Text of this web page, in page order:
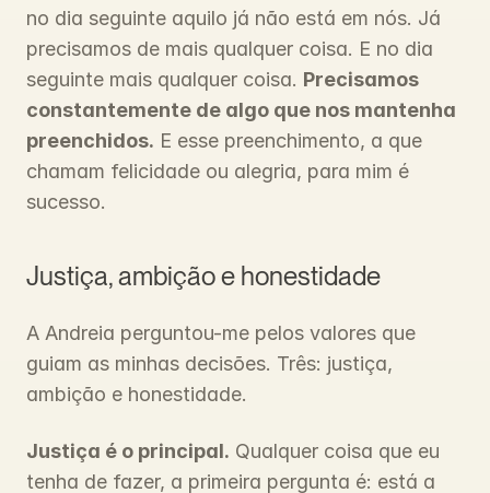
no dia seguinte aquilo já não está em nós. Já
precisamos de mais qualquer coisa. E no dia
seguinte mais qualquer coisa. Precisamos
constantemente de algo que nos mantenha
preenchidos. E esse preenchimento, a que
chamam felicidade ou alegria, para mim é
sucesso.
Justiça, ambição e honestidade
A Andreia perguntou-me pelos valores que
guiam as minhas decisões. Três: justiça,
ambição e honestidade.
Justiça é o principal. Qualquer coisa que eu
tenha de fazer, a primeira pergunta é: está a